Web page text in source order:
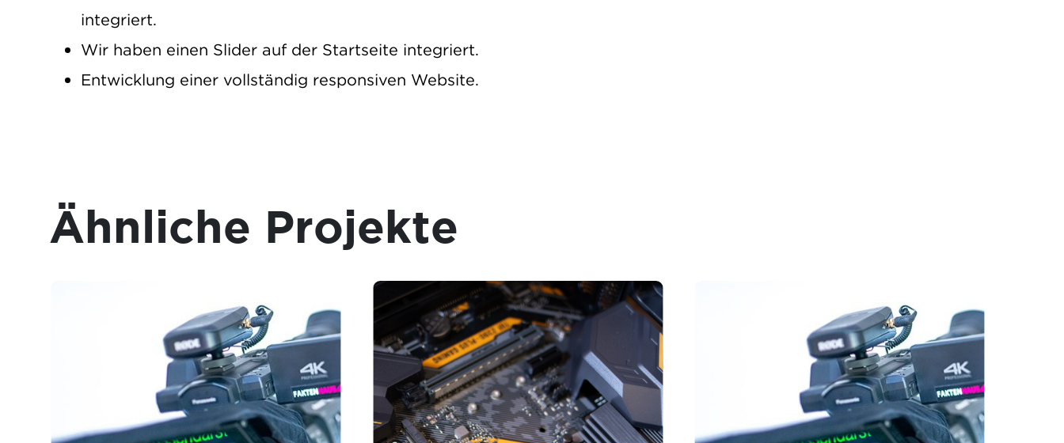
integriert.
Wir haben einen Slider auf der Startseite integriert.
Entwicklung einer vollständig responsiven Website.
Ähnliche Projekte